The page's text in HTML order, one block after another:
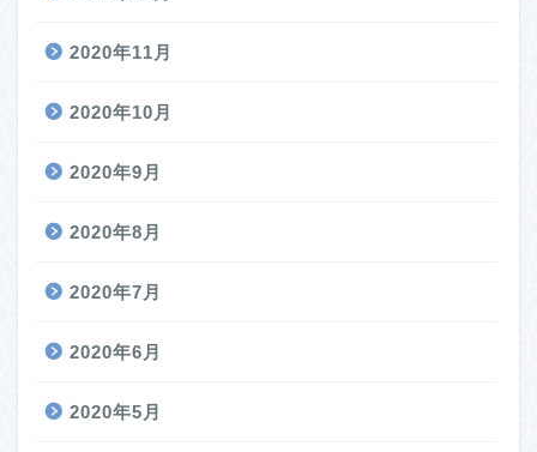
2020年11月
2020年10月
2020年9月
2020年8月
2020年7月
2020年6月
2020年5月